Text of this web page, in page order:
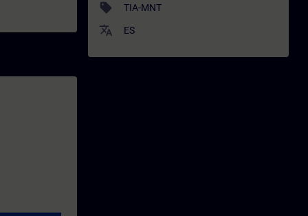
sell TIA-MNT
translate ES